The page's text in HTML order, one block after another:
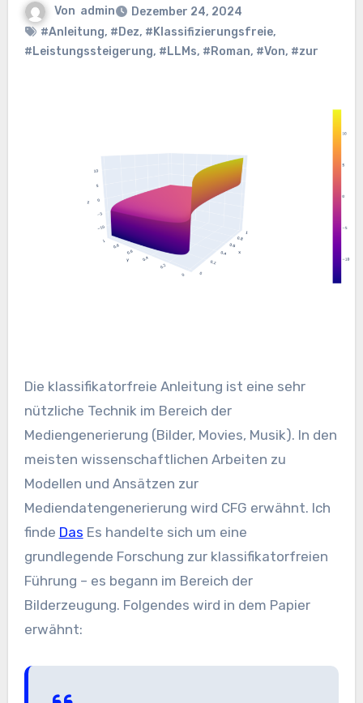
Von admin
Dezember 24, 2024
#Anleitung, #Dez, #Klassifizierungsfreie,
#Leistungssteigerung, #LLMs, #Roman, #Von, #zur
Die klassifikatorfreie Anleitung ist eine sehr
nützliche Technik im Bereich der
Mediengenerierung (Bilder, Movies, Musik). In den
meisten wissenschaftlichen Arbeiten zu
Modellen und Ansätzen zur
Mediendatengenerierung wird CFG erwähnt. Ich
finde Das Es handelte sich um eine
grundlegende Forschung zur klassifikatorfreien
Führung – es begann im Bereich der
Bilderzeugung. Folgendes wird in dem Papier
erwähnt: